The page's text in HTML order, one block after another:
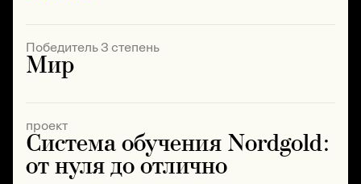
Победитель 3 степень
Мир
проект
Система обучения Nordgold:
от нуля до отлично